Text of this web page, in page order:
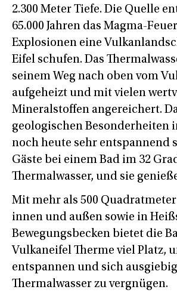
2.300 Meter Tiefe. Die Quelle
65.000 Jahren das Magma-
Explosionen eine
Eifel schufen. Das
seinem Weg nach oben vom
aufgeheizt und mit vielen
Mineralstoffen angereichert.
geologischen Besonderheiten
noch heute sehr entspannend
Gäste bei einem Bad im 32
Thermalwasser, und sie
Mit mehr als 500
innen und außen sowie in
Bewegungsbecken bietet die
Vulkaneifel Therme viel Platz,
entspannen und sich
Thermalwasser zu vergnügen.